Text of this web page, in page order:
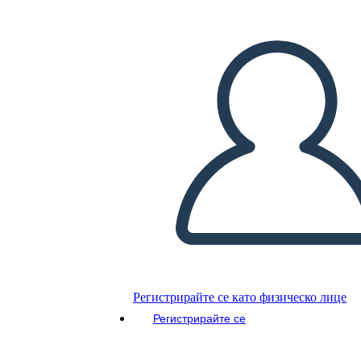
Регистрирайте се като физическо лице
Регистрирайте се
СЪЗДАЙТЕ СЦЕНАРИЙ
ПУСКАНЕ НА СЛАЙДШОУ
ЧЕТИ МИ